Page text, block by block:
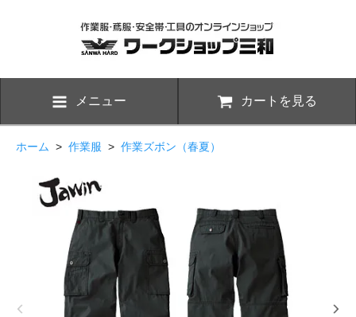
メニュー カートを見る
ホーム > 作業服 > 作業ズボン（春夏）